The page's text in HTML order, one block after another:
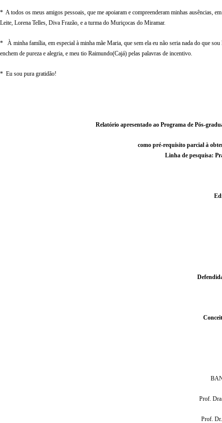
* A todos os meus amigos pessoais, que me apoiaram e compreenderam minhas ausências,
Leite, Lorena Telles, Diva Frazão, e a turma do Muriçocas do Miramar.
* À minha família, em especial à minha mãe Maria, que sem ela eu não seria nada do que
enchem de pureza e alegria, e meu tio Raimundo(Cajá) pelas palavras de incentivo.
* Eu sou pura gratidão!
Relatório apresentado ao Programa de Pós-
como pré-requisito parcial à
Linha de pesquisa:
Prof.
Prof.